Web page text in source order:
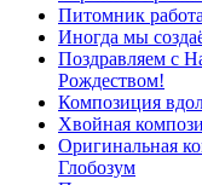
Питомник
Иногда мы
Поздравляем с
Рождеством!
Композиция
Хвойная
Оригинальная
Глобозум